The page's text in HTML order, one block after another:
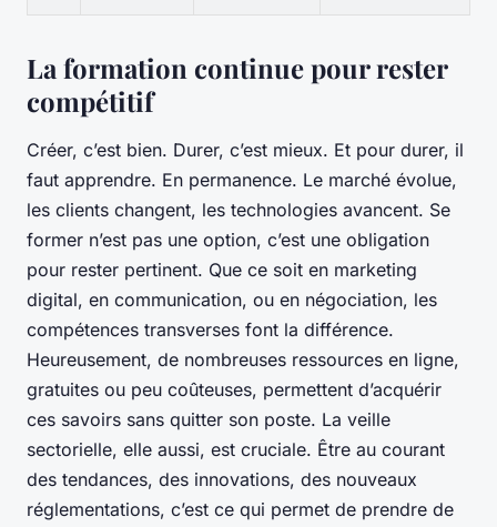
La formation continue pour rester
compétitif
Créer, c’est bien. Durer, c’est mieux. Et pour durer, il
faut apprendre. En permanence. Le marché évolue,
les clients changent, les technologies avancent. Se
former n’est pas une option, c’est une obligation
pour rester pertinent. Que ce soit en marketing
digital, en communication, ou en négociation, les
compétences transverses font la différence.
Heureusement, de nombreuses ressources en ligne,
gratuites ou peu coûteuses, permettent d’acquérir
ces savoirs sans quitter son poste. La veille
sectorielle, elle aussi, est cruciale. Être au courant
des tendances, des innovations, des nouveaux
réglementations, c’est ce qui permet de prendre de